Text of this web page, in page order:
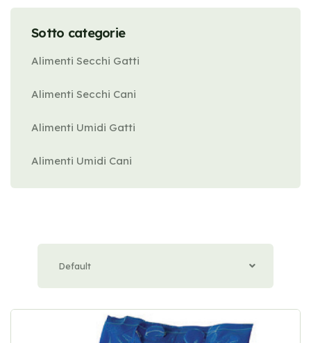
Sotto categorie
Alimenti Secchi Gatti
Alimenti Secchi Cani
Alimenti Umidi Gatti
Alimenti Umidi Cani
Default